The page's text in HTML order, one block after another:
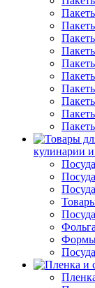
кулинарии
Формы